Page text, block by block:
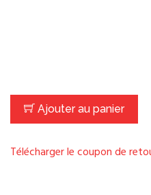
Ajouter au panier
Télécharger le coupon de